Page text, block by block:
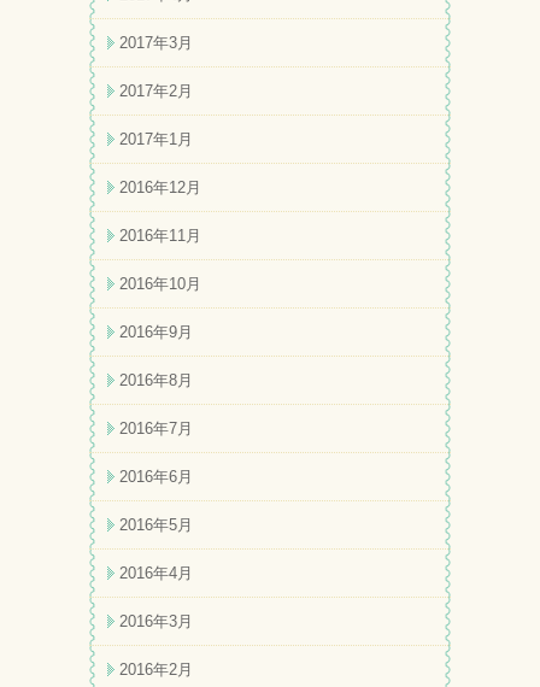
2017年3月
2017年2月
2017年1月
2016年12月
2016年11月
2016年10月
2016年9月
2016年8月
2016年7月
2016年6月
2016年5月
2016年4月
2016年3月
2016年2月